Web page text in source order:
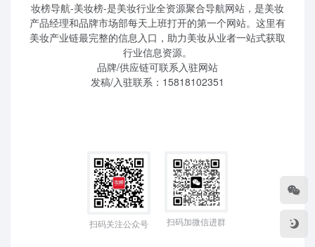
妆榜导航-美妆榜-是美妆行业全资源聚合导航网站，是美妆
产品经理和品牌市场部每天上班打开的第一个网站。这里有
美妆产业链最完整的信息入口，助力美妆从业者一站式获取
行业信息资源。
品牌/供应链可联系入驻网站
发稿/入驻联系：15818102351
扫码关注公众号 扫码加微信进群